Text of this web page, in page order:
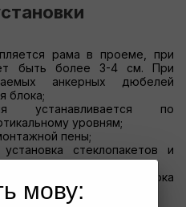
рама в проеме, при
быть более 3-4 см. При
анкерных дюбелей
блока;
устанавливается по
уровням;
пены;
стеклопакетов и
установка и проверка
мову: